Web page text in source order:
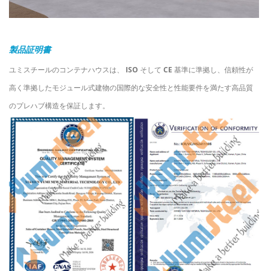
製品証明書
ユミスチールのコンテナハウスは、 ISO そして CE 基準に準拠し、信頼性が
高く準拠したモジュール式建物の国際的な安全性と性能要件を満たす高品質
のプレハブ構造を保証します。